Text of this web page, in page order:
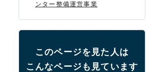
ンター整備運営事業
このページを見た人は
こんなページも見ています